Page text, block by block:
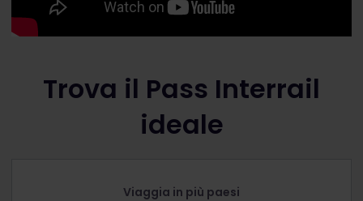
Trova il Pass Interrail
ideale
Viaggia in più paesi